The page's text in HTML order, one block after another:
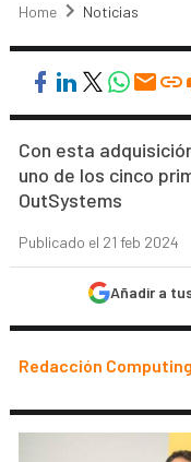
Home Noticias
Con esta
uno de los cinco
OutSystems
Publicado el 21 feb 2024
Añadir a
Redacción Computing